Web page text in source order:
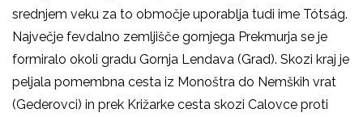
srednjem veku za to območje uporablja tudi ime Tótság.
Največje fevdalno zemljišče gornjega Prekmurja se je
formiralo okoli gradu Gornja Lendava (Grad). Skozi kraj je
peljala pomembna cesta iz Monoštra do Nemških vrat
(Gederovci) in prek Križarke cesta skozi Calovce proti